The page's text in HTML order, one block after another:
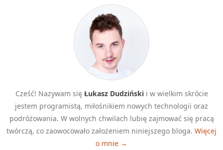
Algorytmy wyszukiwania
Inne
C++
Elementarz Java
Pascal
HTML 5
CSS 3
Cześć! Nazywam się Łukasz Dudzińskii w wielkim skrócie
jestem programistą, miłośnikiem nowych technologii oraz
podróżowania. W wolnych chwilach lubię zajmować się pracą
twórczą, co zaowocowało założeniem niniejszego bloga. Więcej
o mnie →